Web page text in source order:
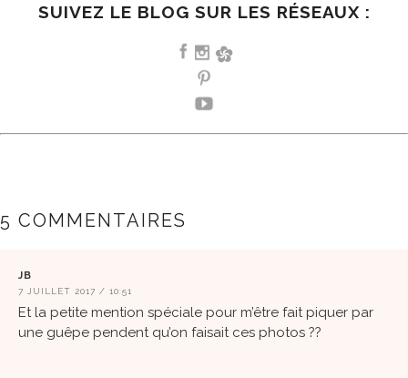
SUIVEZ LE BLOG SUR LES RÉSEAUX :
5 COMMENTAIRES
JB
7 JUILLET 2017 / 10:51
Et la petite mention spéciale pour m’être fait piquer par
une guêpe pendent qu’on faisait ces photos ??